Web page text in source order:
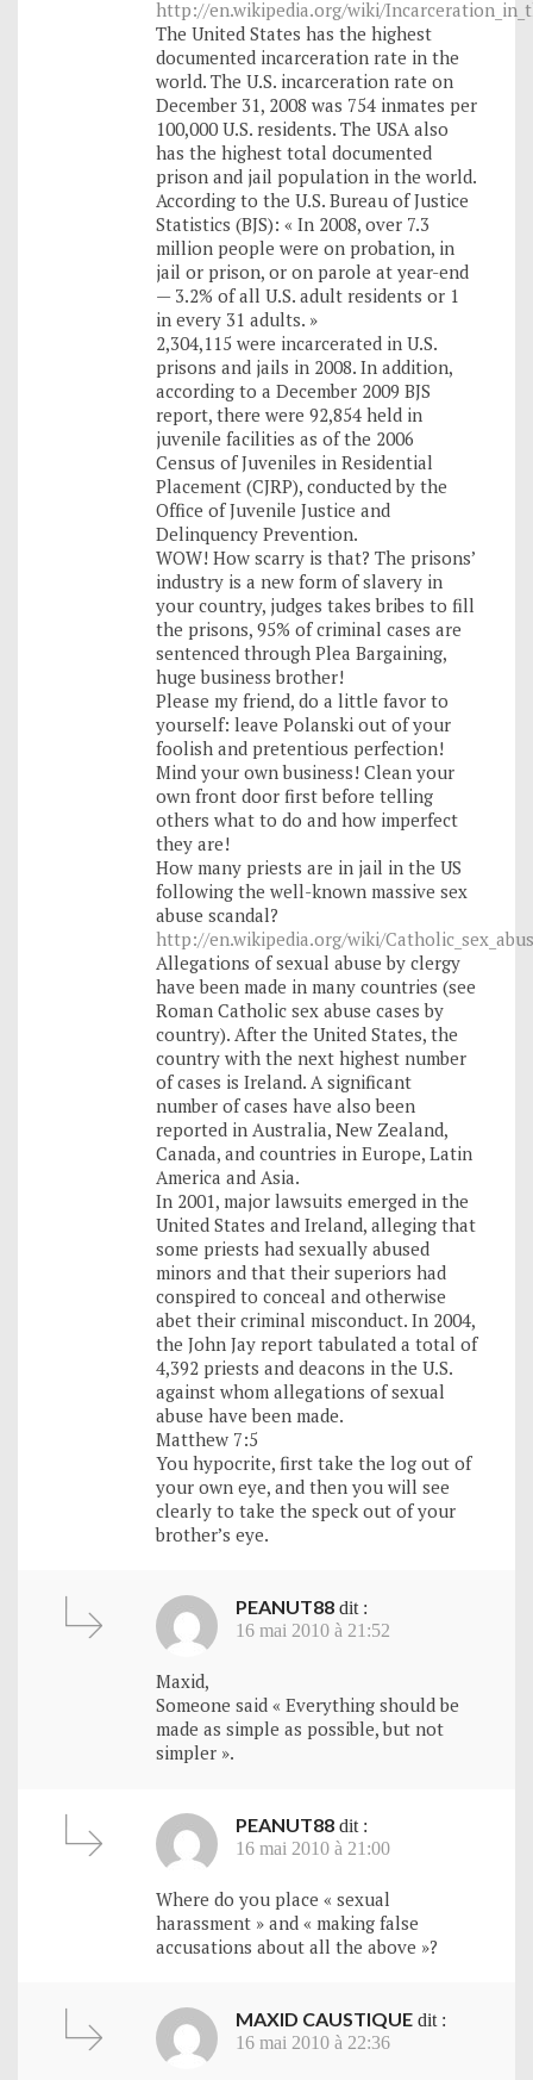
http://en.wikipedia.org/wiki/
The United States has the highest
documented incarceration rate in the
world. The U.S. incarceration rate on
December 31, 2008 was 754 inmates per
100,000 U.S. residents. The USA also
has the highest total documented
prison and jail population in the world.
According to the U.S. Bureau of Justice
Statistics (BJS): « In 2008, over 7.3
million people were on probation, in
jail or prison, or on parole at year-end
— 3.2% of all U.S. adult residents or 1
in every 31 adults. »
2,304,115 were incarcerated in U.S.
prisons and jails in 2008. In addition,
according to a December 2009 BJS
report, there were 92,854 held in
juvenile facilities as of the 2006
Census of Juveniles in Residential
Placement (CJRP), conducted by the
Office of Juvenile Justice and
Delinquency Prevention.
WOW! How scarry is that? The prisons’
industry is a new form of slavery in
your country, judges takes bribes to fill
the prisons, 95% of criminal cases are
sentenced through Plea Bargaining,
huge business brother!
Please my friend, do a little favor to
yourself: leave Polanski out of your
foolish and pretentious perfection!
Mind your own business! Clean your
own front door first before telling
others what to do and how imperfect
they are!
How many priests are in jail in the US
following the well-known massive sex
abuse scandal?
http://en.wikipedia.org/wiki/
Allegations of sexual abuse by clergy
have been made in many countries (see
Roman Catholic sex abuse cases by
country). After the United States, the
country with the next highest number
of cases is Ireland. A significant
number of cases have also been
reported in Australia, New Zealand,
Canada, and countries in Europe, Latin
America and Asia.
In 2001, major lawsuits emerged in the
United States and Ireland, alleging that
some priests had sexually abused
minors and that their superiors had
conspired to conceal and otherwise
abet their criminal misconduct. In 2004,
the John Jay report tabulated a total of
4,392 priests and deacons in the U.S.
against whom allegations of sexual
abuse have been made.
Matthew 7:5
You hypocrite, first take the log out of
your own eye, and then you will see
clearly to take the speck out of your
brother’s eye.
PEANUT88 dit :
16 mai 2010 à 21:52
Maxid,
Someone said « Everything should be
made as simple as possible, but not
simpler ».
PEANUT88 dit :
16 mai 2010 à 21:00
Where do you place « sexual
harassment » and « making false
accusations about all the above »?
MAXID CAUSTIQUE dit :
16 mai 2010 à 22:36